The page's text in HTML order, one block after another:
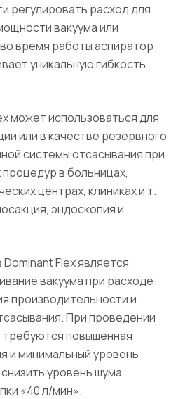
регулировать расход для
вакуума или
время работы аспиратор
уникальную гибкость
может использоваться для
или в качестве резервного
системы отсасывания при
в больницах,
центрах, клиниках и т.
эндоскопия и
Flex является
вакуума при расходе
производительности и
При проведении
повышенная
и минимальный уровень
уровень шума
«40 л/мин».